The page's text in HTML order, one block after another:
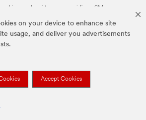
on your device to enhance site
usage, and deliver you advertisements
Accept Cookies
są znakami towarowymi firmy 3M.